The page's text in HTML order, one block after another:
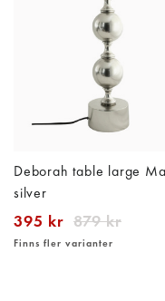
Deborah table large
silver
395 kr 879 kr
Finns fler varianter